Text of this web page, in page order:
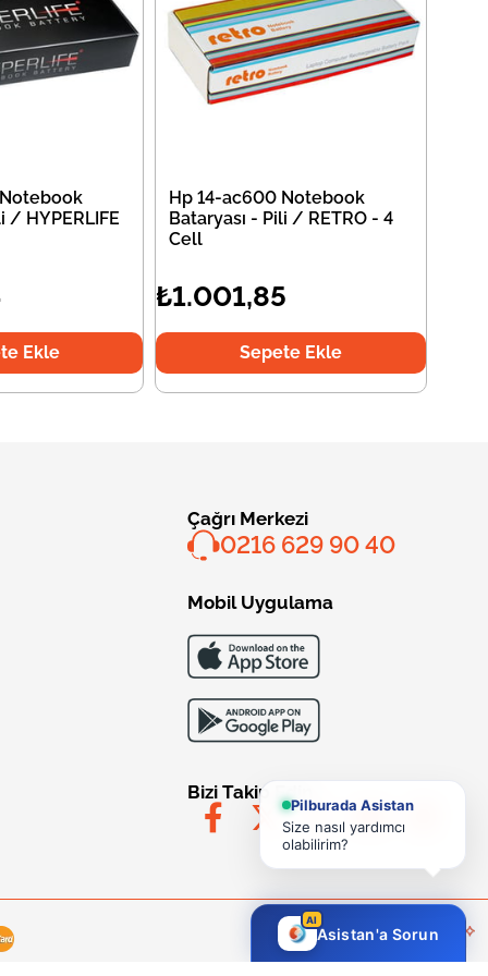
/ HYPERLIFE
Ekle
Hp 14-ac600 Notebook
Bataryası - Pili / RETRO - 4
Cell
₺1.001,85
Sepete Ekle
Çağrı Merkezi
0216 629 90 40
Mobil Uygulama
Bizi Takip Edin
Pilburada Asistan
Size nasıl yardımcı
olabilirim?
AI
Asistan'a Sorun